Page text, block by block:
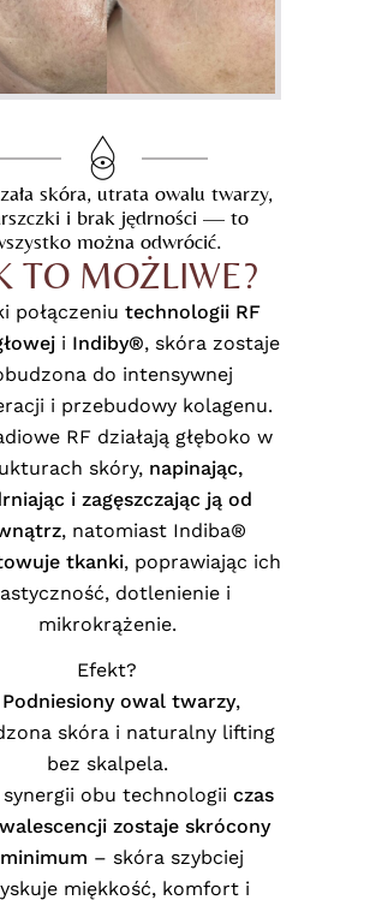
skóra, utrata owalu twarzy,
i brak jędrności — to
można odwrócić.
TO MOŻLIWE?
połączeniu technologii RF
i Indiby®, skóra zostaje
do intensywnej
i przebudowy kolagenu.
RF działają głęboko w
skóry, napinając,
i zagęszczając ją od
, natomiast Indiba®
tkanki, poprawiając ich
dotlenienie i
mikrokrążenie.
Efekt?
Podniesiony owal twarzy,
skóra i naturalny lifting
bez skalpela.
synergii obu technologii czas
zostaje skrócony
– skóra szybciej
miękkość, komfort i